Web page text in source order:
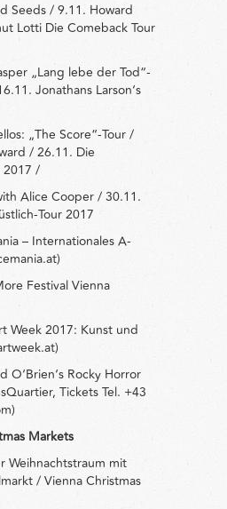
Seeds / 9.11. Howard
Lotti Die Comeback Tour
„Lang lebe der Tod“-
Jonathans Larson‘s
„The Score“-Tour /
/ 26.11. Die
2017 /
Alice Cooper / 30.11.
Tour 2017
– Internationales A-
Festival Vienna
Week 2017: Kunst und
O‘Brien‘s Rocky Horror
Tickets Tel. +43
Markets
Weihnachtstraum mit
/ Vienna Christmas